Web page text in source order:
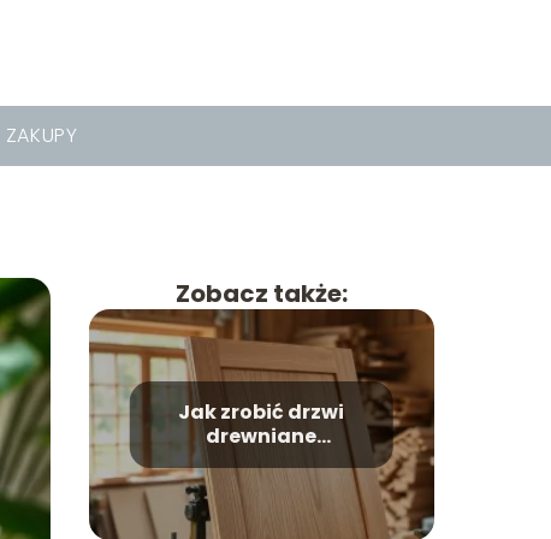
ZAKUPY
Zobacz także:
Jak zrobić drzwi
drewniane
zewnętrzne?